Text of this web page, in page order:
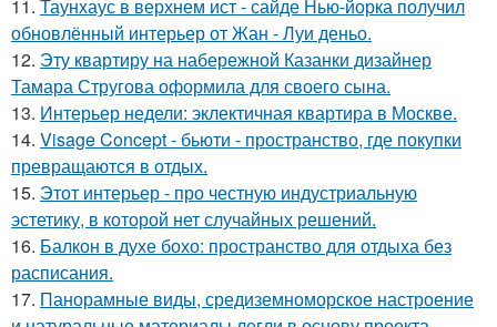
11. Таунхаус в верхнем ист - сайде Нью-йорка получил
обновлённый интерьер от Жан - Луи деньо.
12. Эту квартиру на набережной Казанки дизайнер
Тамара Стругова оформила для своего сына.
13. Интерьер недели: эклектичная квартира в Москве.
14. Visage Concept - бьюти - пространство, где покупки
превращаются в отдых.
15. Этот интерьер - про честную индустриальную
эстетику, в которой нет случайных решений.
16. Балкон в духе бохо: пространство для отдыха без
расписания.
17. Панорамные виды, средиземноморское настроение